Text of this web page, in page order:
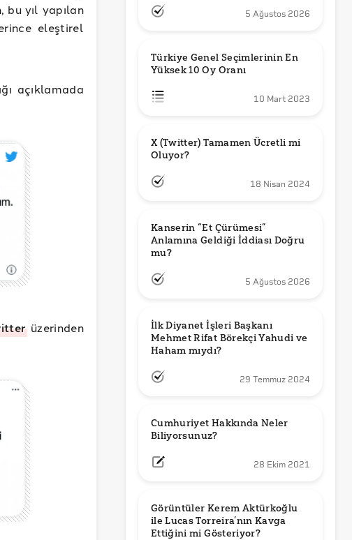
yıl yapılan
eleştirel
açıklamada
üzerinden
5 Ağustos 2026
Türkiye Genel Seçimlerinin En
Yüksek 10 Oy Oranı
10 Mart 2023
X (Twitter) Tamamen Ücretli mi
Oluyor?
18 Nisan 2024
Kanserin “Et Çürümesi”
Anlamına Geldiği İddiası Doğru
mu?
5 Ağustos 2026
İlk Diyanet İşleri Başkanı
Mehmet Rifat Börekçi Yahudi ve
Haham mıydı?
29 Temmuz 2024
Cumhuriyet Hakkında Neler
Biliyorsunuz?
28 Ekim 2021
Görüntüler Kerem Aktürkoğlu
ile Lucas Torreira’nın Kavga
Ettiğini mi Gösteriyor?